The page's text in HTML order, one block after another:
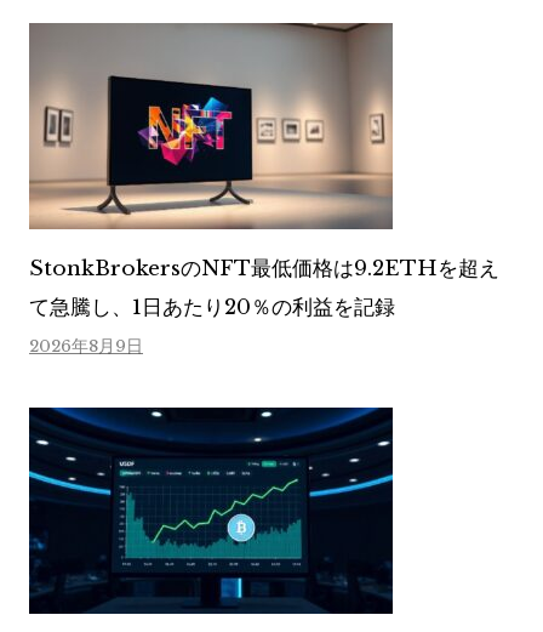
StonkBrokersのNFT最低価格は9.2ETHを超え
て急騰し、1日あたり20％の利益を記録
2026年8月9日